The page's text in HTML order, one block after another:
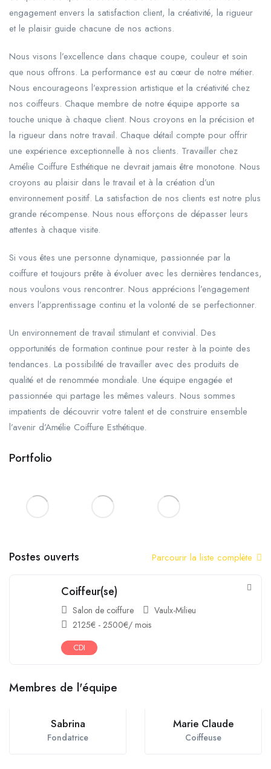
engagement envers la satisfaction client, la créativité, la rigueur
et le plaisir guide chacune de nos actions.
Nous visons l’excellence dans chaque coupe, couleur et soin
que nous offrons. La performance est au cœur de notre métier.
Nous encourageons l’expression artistique et la créativité chez
nos coiffeurs. Chaque membre de notre équipe apporte sa
touche unique à chaque client. Nous croyons en la précision et
la rigueur dans notre travail. Chaque détail compte pour offrir
une expérience exceptionnelle à nos clients. Travailler chez
Amélie Coiffure Esthétique ne devrait jamais être monotone. Nous
croyons au plaisir dans le travail et à la création d’un
environnement positif. La satisfaction de nos clients est notre plus
grande récompense. Nous nous efforçons de dépasser leurs
attentes à chaque visite.
Si vous êtes une personne dynamique, passionnée par la
coiffure et toujours prête à évoluer avec les dernières tendances,
nous voulons vous rencontrer. Nous apprécions l’engagement
envers l’apprentissage continu et la volonté de se perfectionner.
Un environnement de travail stimulant et convivial. Des
opportunités de formation continue pour rester à la pointe des
tendances. La possibilité de travailler avec des produits de
qualité et de renommée mondiale. Une équipe engagée et
passionnée qui partage les mêmes valeurs. Nous sommes
impatients de découvrir votre talent et de construire ensemble
l’avenir d’Amélie Coiffure Esthétique.
Portfolio
Postes ouverts Parcourir la liste complète
Coiffeur(se)
Salon de coiffure
Vaulx-Milieu
2125€ - 2500€/ mois
CDI
Membres de l'équipe
Sabrina
Fondatrice
Marie Claude
Coiffeuse